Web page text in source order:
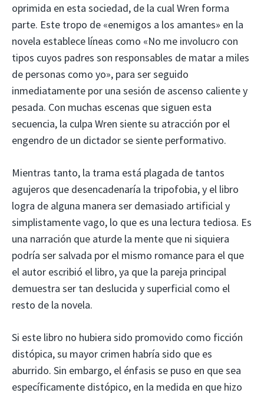
oprimida en esta sociedad, de la cual Wren forma
parte. Este tropo de «enemigos a los amantes» en la
novela establece líneas como «No me involucro con
tipos cuyos padres son responsables de matar a miles
de personas como yo», para ser seguido
inmediatamente por una sesión de ascenso caliente y
pesada. Con muchas escenas que siguen esta
secuencia, la culpa Wren siente su atracción por el
engendro de un dictador se siente performativo.
Mientras tanto, la trama está plagada de tantos
agujeros que desencadenaría la tripofobia, y el libro
logra de alguna manera ser demasiado artificial y
simplistamente vago, lo que es una lectura tediosa. Es
una narración que aturde la mente que ni siquiera
podría ser salvada por el mismo romance para el que
el autor escribió el libro, ya que la pareja principal
demuestra ser tan deslucida y superficial como el
resto de la novela.
Si este libro no hubiera sido promovido como ficción
distópica, su mayor crimen habría sido que es
aburrido. Sin embargo, el énfasis se puso en que sea
específicamente distópico, en la medida en que hizo